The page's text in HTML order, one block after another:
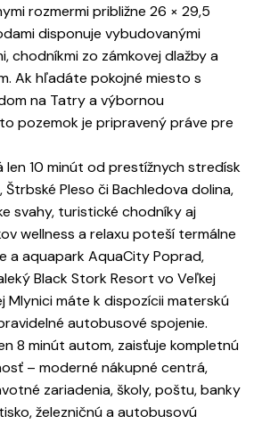
rozmermi približne 26 × 29,5
disponuje vybudovanými
chodníkmi zo zámkovej dlažby a
Ak hľadáte pokojné miesto s
na Tatry a výbornou
pozemok je pripravený práve pre
len 10 minút od prestížnych stredísk
Štrbské Pleso či Bachledova dolina,
svahy, turistické chodníky aj
wellness a relaxu poteší termálne
a aquapark AquaCity Poprad,
Black Stork Resort vo Veľkej
Mlynici máte k dispozícii materskú
autobusové spojenie.
8 minút autom, zaisťuje kompletnú
– moderné nákupné centrá,
zariadenia, školy, poštu, banky
železničnú a autobusovú